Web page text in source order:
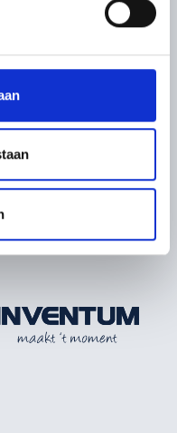
media te bieden
Ook delen we
en analyse. Deze
met andere
of die ze hebben
van hun services.